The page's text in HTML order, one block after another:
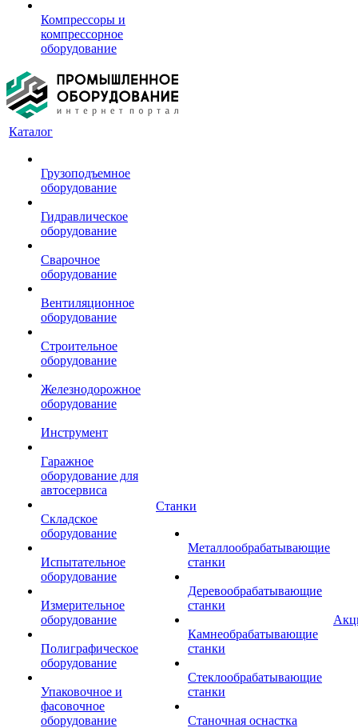
Компрессоры и
компрессорное
оборудование
Каталог
Грузоподъемное
оборудование
Гидравлическое
оборудование
Сварочное
оборудование
Вентиляционное
оборудование
Строительное
оборудование
Железнодорожное
оборудование
Инструмент
Гаражное
оборудование для
автосервиса
Складское
оборудование
Испытательное
оборудование
Измерительное
оборудование
Полиграфическое
оборудование
Упаковочное и
фасовочное
оборудование
Станки
Металлообрабатывающие
станки
Деревообрабатывающие
станки
Камнеобрабатывающие
станки
Стеклообрабатывающие
станки
Станочная оснастка